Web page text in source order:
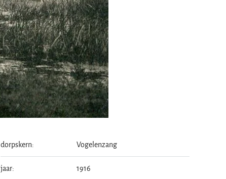
dorpskern: Vogelenzang
jaar: 1916